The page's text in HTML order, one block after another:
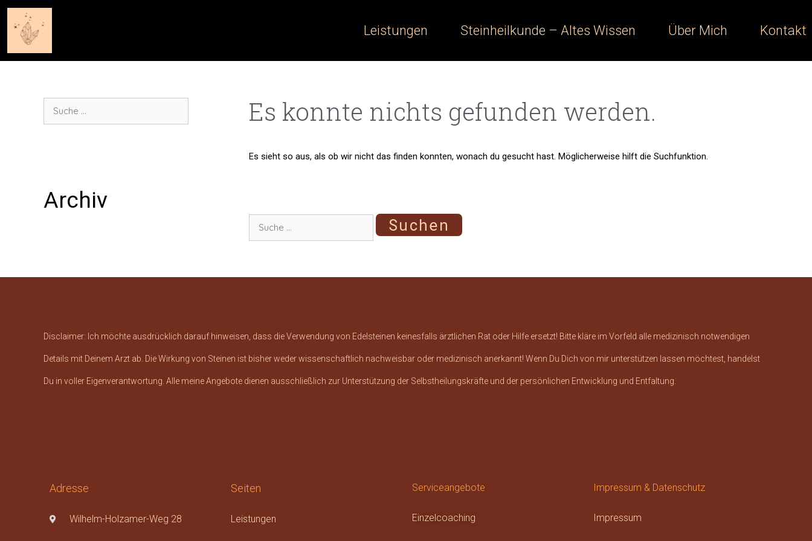
Leistungen Steinheilkunde – Altes Wissen Über Mich Kontakt
Es konnte nichts gefunden werden.
Es sieht so aus, als ob wir nicht das finden konnten, wonach du gesucht hast. Möglicherweise hilft die Suchfunktion.
Archiv
Disclaimer: Ich möchte ausdrücklich darauf hinweisen, dass die Verwendung von Edelsteinen keinesfalls ärztlichen Rat oder Hilfe ersetzt! Bitte kläre im Vorfeld alle medizinisch notwendigen
Details mit Deinem Arzt ab. Die Wirkung von Steinen ist bisher weder wissenschaftlich nachweisbar oder medizinisch anerkannt! Wenn Du Dich von mir unterstützen lassen möchtest, handelst
Du in voller Eigenverantwortung. Alle meine Angebote dienen ausschließlich zur Unterstützung der Selbstheilungskräfte und der persönlichen Entwicklung und Entfaltung.
Adresse
Wilhelm-Holzamer-Weg 28
Seiten
Leistungen
Serviceangebote
Einzelcoaching
Impressum & Datenschutz
Impressum